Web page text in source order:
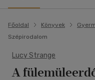
Főoldal Könyvek
Szépirodalom
Lucy Strange
A